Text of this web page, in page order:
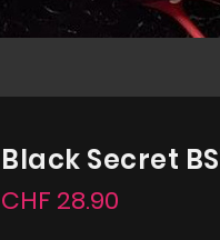
Black Secret
CHF 28.90